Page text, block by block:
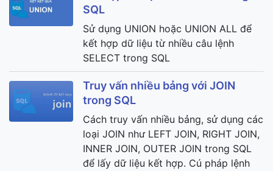
SQL
Sử dụng UNION hoặc UNION ALL để
kết hợp dữ liệu từ nhiều câu lệnh
SELECT trong SQL
Truy vấn nhiều bảng với JOIN
trong SQL
Cách truy vấn nhiều bảng, sử dụng các
loại JOIN như LEFT JOIN, RIGHT JOIN,
INNER JOIN, OUTER JOIN trong SQL
để lấy dữ liệu kết hợp. Cú pháp lệnh